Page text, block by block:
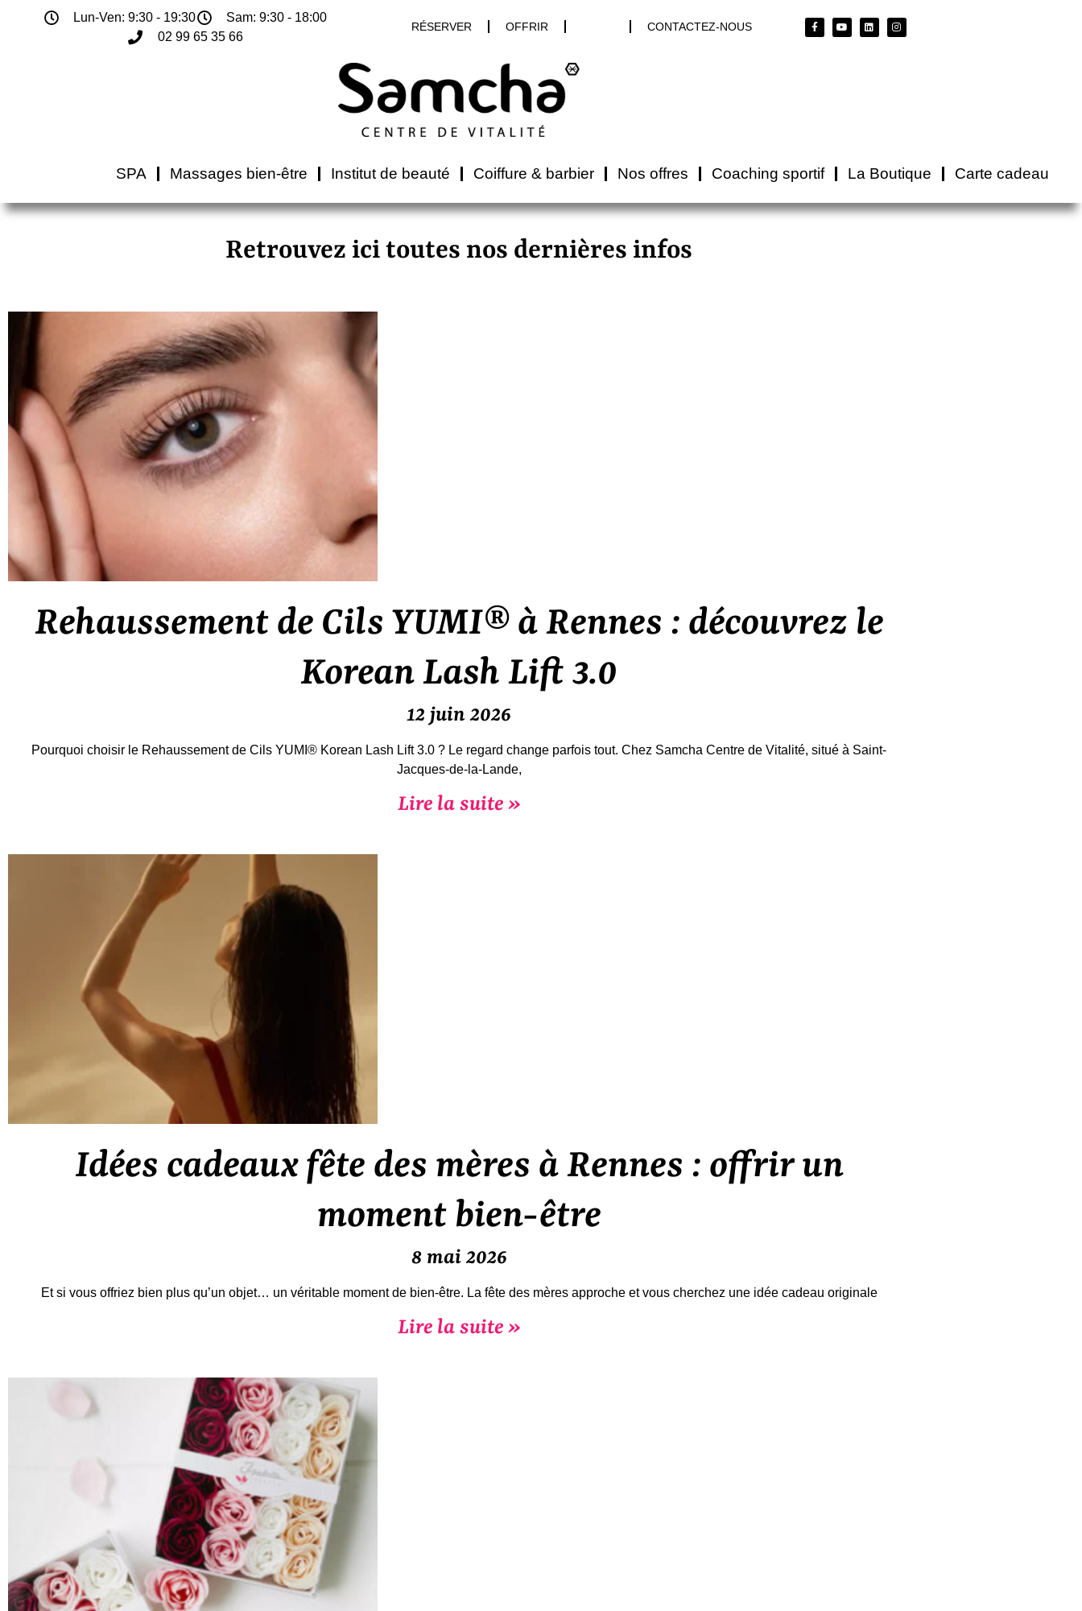
Lun-Ven: 9:30 - 19:30
Sam: 9:30 - 18:00
02 99 65 35 66
RÉSERVER OFFRIR CONTACTEZ-NOUS
SPA Massages bien-être Institut de beauté Coiffure & barbier Nos offres Coaching sportif La Boutique Carte cadeau
Retrouvez ici toutes nos dernières infos
Rehaussement de Cils YUMI® à Rennes : découvrez le
Korean Lash Lift 3.0
12 juin 2026
Pourquoi choisir le Rehaussement de Cils YUMI® Korean Lash Lift 3.0 ? Le regard change parfois tout. Chez Samcha Centre de Vitalité, situé à Saint-
Jacques-de-la-Lande,
Lire la suite »
Idées cadeaux fête des mères à Rennes : offrir un
moment bien-être
8 mai 2026
Et si vous offriez bien plus qu’un objet… un véritable moment de bien-être. La fête des mères approche et vous cherchez une idée cadeau originale
Lire la suite »